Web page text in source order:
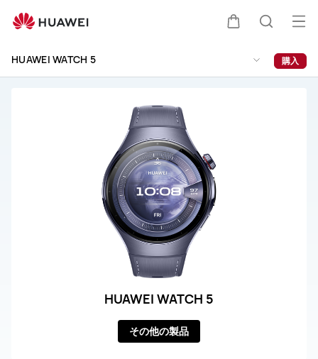
WATCH
扱
ー
索
オ
ー
プ
HUAWEI WATCH 5 購入
HUAWEI WATCH 5
その他の製品